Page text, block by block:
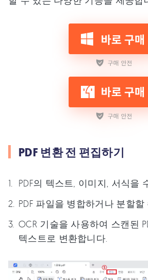
PDF 변환 전 편집하기
PDF의 텍스트, 이미지, 서식을
PDF 파일을 병합하거나 분할할
OCR 기술을 사용하여 스캔된
텍스트로 변환합니다.